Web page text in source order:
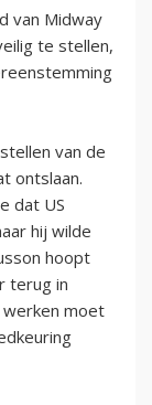
van Midway
te stellen,
van de
ontslaan.
dat US
hij wilde
hoopt
terug in
werken moet